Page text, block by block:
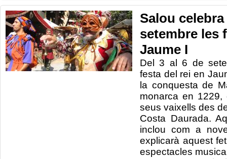
Salou
setembre les
Jaume I
Del 3 al 6 de
festa del rei en
la conquesta de
monarca en 1229,
seus vaixellsdes
Costa Daurada.
inclou com a
explicarà aquest
espectacles